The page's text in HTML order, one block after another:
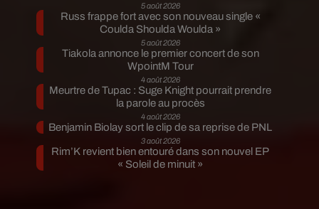
5 août 2026
Russ frappe fort avec son nouveau single «
Coulda Shoulda Woulda »
5 août 2026
Tiakola annonce le premier concert de son
WpointM Tour
4 août 2026
Meurtre de Tupac : Suge Knight pourrait prendre
la parole au procès
4 août 2026
Benjamin Biolay sort le clip de sa reprise de PNL
3 août 2026
Rim’K revient bien entouré dans son nouvel EP
« Soleil de minuit »